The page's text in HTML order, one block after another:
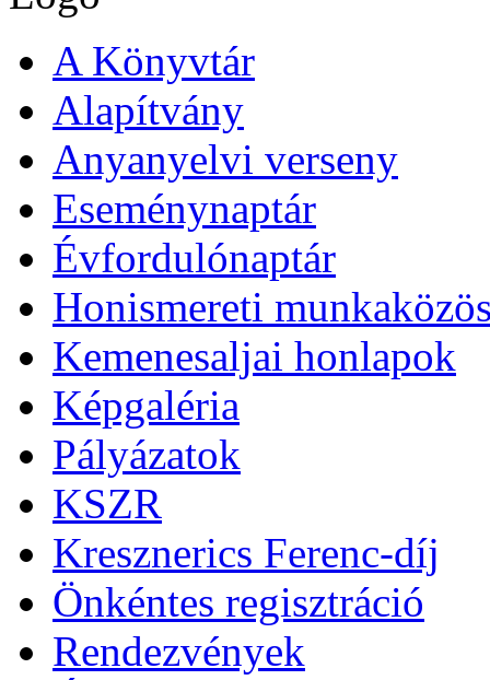
A Könyvtár
Alapítvány
Anyanyelvi verseny
Eseménynaptár
Évfordulónaptár
Honismereti
Kemenesaljai honlapok
Képgaléria
Pályázatok
KSZR
Kresznerics Ferenc-díj
Önkéntes regisztráció
Rendezvények